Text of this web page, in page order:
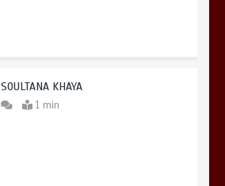
SOULTANA KHAYA
1 min